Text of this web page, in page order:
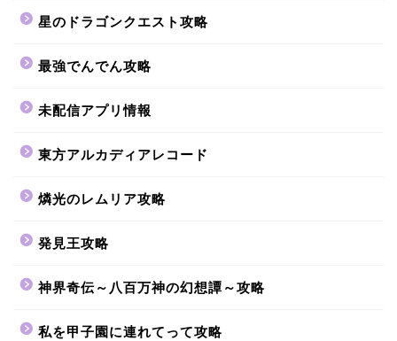
星のドラゴンクエスト攻略
最強でんでん攻略
未配信アプリ情報
東方アルカディアレコード
燐光のレムリア攻略
発見王攻略
神界奇伝～八百万神の幻想譚～攻略
私を甲子園に連れてって攻略